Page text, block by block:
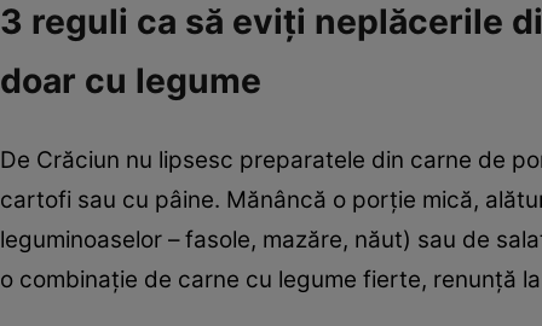
3 reguli ca să eviţi neplăcerile
doar cu legume
De Crăciun nu lipsesc preparatele din carne de
cartofi sau cu pâine. Mănâncă o porţie mică,
leguminoaselor – fasole, mazăre, năut) sau de
o combinaţie de carne cu legume fierte, renunţă